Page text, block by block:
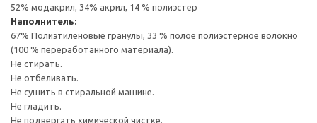
52% модакрил, 34% акрил, 14 % полиэстер
Наполнитель:
67% Полиэтиленовые гранулы, 33 % полое полиэстерное волокно
(100 % переработанного материала).
Не стирать.
Не отбеливать.
Не сушить в стиральной машине.
Не гладить.
Не подвергать химической чистке.